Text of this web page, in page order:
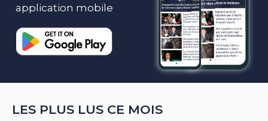
application mobile
LES PLUS LUS CE MOIS